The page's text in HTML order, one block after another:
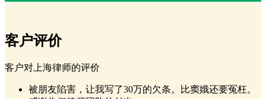
客户评价
客户对上海律师的评价
被朋友陷害，让我写了30万的欠条。比窦娥还要冤枉。